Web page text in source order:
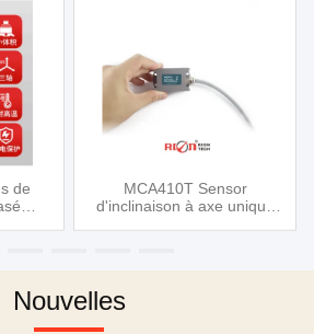
de
MCA410T Sensor
d'inclinaison à axe unique
Nouvelles